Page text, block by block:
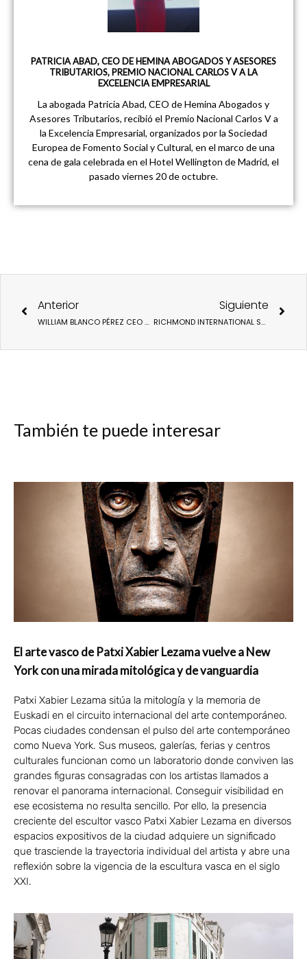
PATRICIA ABAD, CEO DE HEMINA ABOGADOS Y ASESORES
TRIBUTARIOS, PREMIO NACIONAL CARLOS V A LA
EXCELENCIA EMPRESARIAL
La abogada Patricia Abad, CEO de Hemina Abogados y
Asesores Tributarios, recibió el Premio Nacional Carlos V a
la Excelencia Empresarial, organizados por la Sociedad
Europea de Fomento Social y Cultural, en el marco de una
cena de gala celebrada en el Hotel Wellington de Madrid, el
pasado viernes 20 de octubre.
Anterior
WILLIAM BLANCO PÉREZ CEO DE MEDIPLUS PREMIO EUROPEO DE INNOVACIÓN Y DIGITALIZACIÓN EMPRESARIAL
Siguiente
RICHMOND INTERNATIONAL SCHOOL PREMIO EUROPEO DE INNOVACIÓN Y DIGITALIZACIÓN EMPRESARIAL
También te puede interesar
El arte vasco de Patxi Xabier Lezama vuelve a New
York con una mirada mitológica y de vanguardia
Patxi Xabier Lezama sitúa la mitología y la memoria de
Euskadi en el circuito internacional del arte contemporáneo.
Pocas ciudades condensan el pulso del arte contemporáneo
como Nueva York. Sus museos, galerías, ferias y centros
culturales funcionan como un laboratorio donde conviven las
grandes figuras consagradas con los artistas llamados a
renovar el panorama internacional. Conseguir visibilidad en
ese ecosistema no resulta sencillo. Por ello, la presencia
creciente del escultor vasco Patxi Xabier Lezama en diversos
espacios expositivos de la ciudad adquiere un significado
que trasciende la trayectoria individual del artista y abre una
reflexión sobre la vigencia de la escultura vasca en el siglo
XXI.